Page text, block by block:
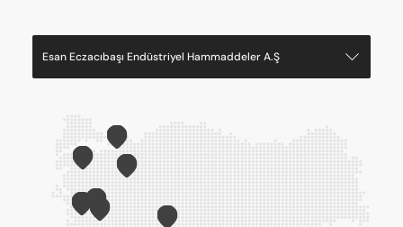
Esan Eczacıbaşı Endüstriyel Hammaddeler A.Ş